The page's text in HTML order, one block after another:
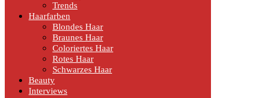
Trends
Haarfarben
Blondes Haar
Braunes Haar
Coloriertes Haar
Rotes Haar
Schwarzes Haar
Beauty
Interviews